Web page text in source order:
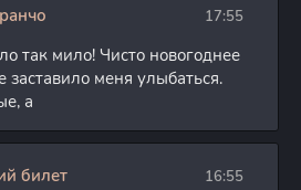
17:55
так мило! Чисто новогоднее
заставило меня улыбаться.
а
билет 16:55